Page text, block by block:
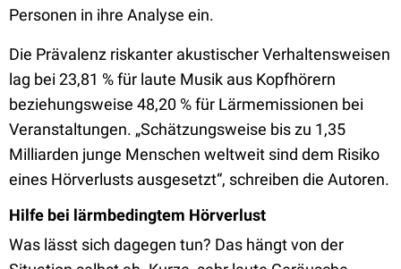
Personen in ihre Analyse ein.
Die Prävalenz riskanter akustischer Verhaltensweisen
lag bei 23,81 % für laute Musik aus Kopfhörern
beziehungsweise 48,20 % für Lärmemissionen bei
Veranstaltungen. „Schätzungsweise bis zu 1,35
Milliarden junge Menschen weltweit sind dem Risiko
eines Hörverlusts ausgesetzt“, schreiben die Autoren.
Hilfe bei lärmbedingtem Hörverlust
Was lässt sich dagegen tun? Das hängt von der